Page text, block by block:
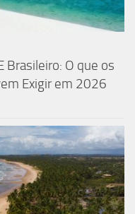
Brasileiro: O que os
Exigir em 2026